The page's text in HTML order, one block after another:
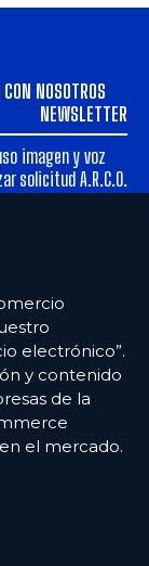
NOSOTROS
NEWSLETTER
imagen y voz
solicitud A.R.C.O.
electrónico”.
y contenido
de la
el mercado.